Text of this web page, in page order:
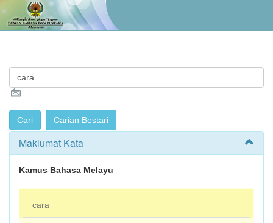
Maklumat Kata
Kamus Bahasa Melayu
cara